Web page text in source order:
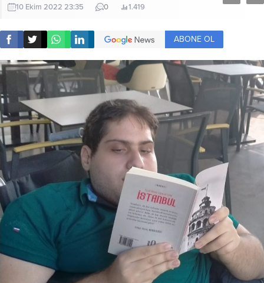
10 Ekim 2022 23:35 0 1.419
ABONE OL